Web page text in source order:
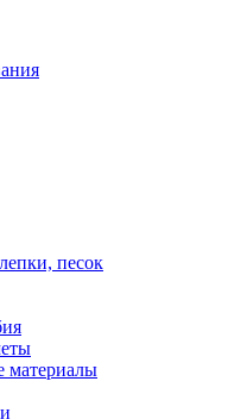
песок
материалы